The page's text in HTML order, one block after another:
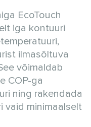
EcoTouch
iga kontuuri
ilmasõltuva
võimaldab
COP-ga
ning rakendada
vaid minimaalselt